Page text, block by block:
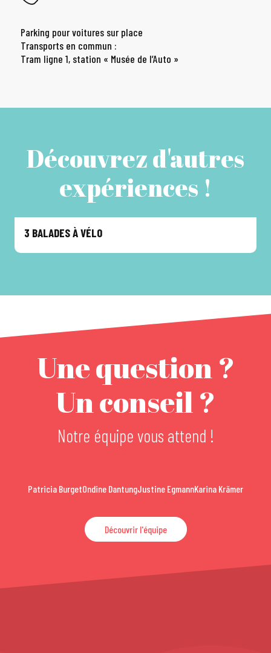
Parking pour voitures sur place
Transports en commun :
Tram ligne 1, station « Musée de l’Auto »
Découvrez d'autres
expériences !
3 BALADES À VÉLO
Une question ?
Un conseil ?
Notre équipe vous attend !
Patricia BurgetOndine DantungJustine EgmannKarina Krämer
Découvrir l'équipe